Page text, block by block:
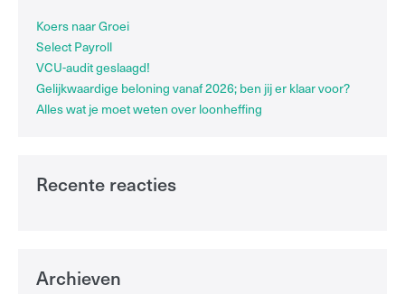
Koers naar Groei
Select Payroll
VCU-audit geslaagd!
Gelijkwaardige beloning vanaf 2026; ben jij er klaar voor?
Alles wat je moet weten over loonheffing
Recente reacties
Archieven